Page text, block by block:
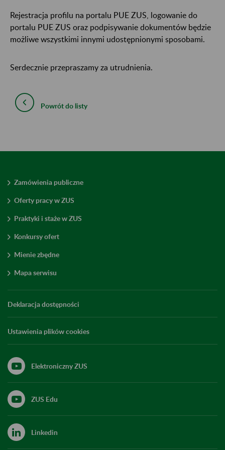
Rejestracja profilu na portalu PUE ZUS, logowanie do
portalu PUE ZUS oraz podpisywanie dokumentów będzie
możliwe wszystkimi innymi udostępnionymi sposobami.
Serdecznie przepraszamy za utrudnienia.
Powrót do listy
Zamówienia publiczne
Oferty pracy w ZUS
Praktyki i staże w ZUS
Konkursy ofert
Mienie zbędne
Mapa serwisu
Deklaracja dostępności
Ustawienia plików cookies
Elektroniczny ZUS
ZUS Edu
Linkedin